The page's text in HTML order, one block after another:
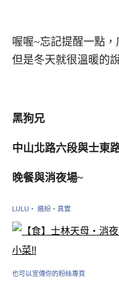
喔喔~忘記提醒一點
但是冬天就很溫暖的
黑狗兄
中山北路六段與士東
晚餐與消夜場~
LULU‧ 繽紛‧真實
也可以宣傳你的粉絲專頁